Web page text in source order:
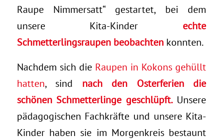
Raupe Nimmersatt“ gestartet, bei dem
unsere Kita-Kinder echte
Schmetterlingsraupen beobachtenkonnten.
Nachdem sich die Raupen in Kokons gehüllt
hatten, sind nach den Osterferien die
schönen Schmetterlinge geschlüpft.Unsere
pädagogischen Fachkräfte und unsere Kita-
Kinder haben sie im Morgenkreis bestaunt